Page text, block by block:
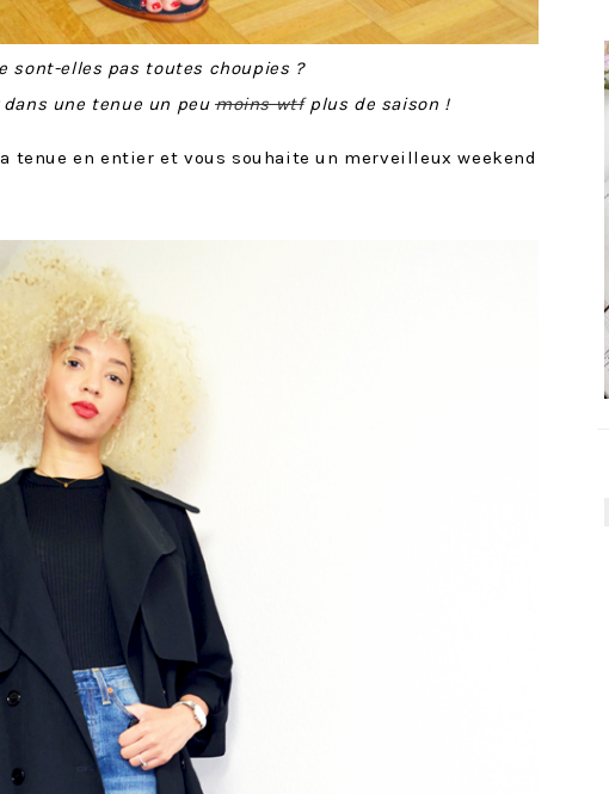
sont-elles pas toutes choupies ?
une tenue un peu moins wtfplus de saison !
tenue en entier et vous souhaite un merveilleux weekend